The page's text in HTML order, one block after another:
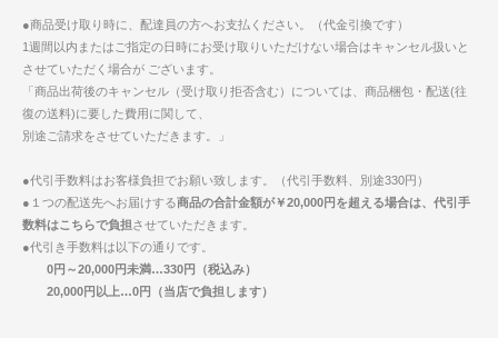
●商品受け取り時に、配達員の方へお支払ください。（代金引換です）
1週間以内またはご指定の日時にお受け取りいただけない場合はキャンセル扱いと
させていただく場合が ございます。
「商品出荷後のキャンセル（受け取り拒否含む）については、商品梱包・配送(往
復の送料)に要した費用に関して、
別途ご請求をさせていただきます。」
●代引手数料はお客様負担でお願い致します。（代引手数料、別途330円）
●１つの配送先へお届けする商品の合計金額が￥20,000円を超える場合は、代引手
数料はこちらで負担させていただきます。
●代引き手数料は以下の通りです。
0円～20,000円未満…330円（税込み）
20,000円以上…0円（当店で負担します）